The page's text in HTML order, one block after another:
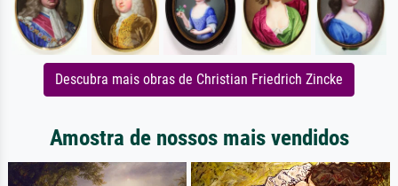
Descubra mais obras de Christian Friedrich Zincke
Amostra de nossos mais vendidos